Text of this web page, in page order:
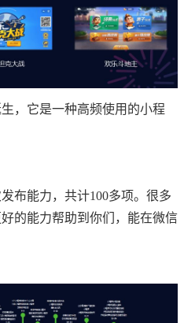
，它是一种高频使用的小程
布能力，共计100多项。很多
的能力帮助到你们，能在微信